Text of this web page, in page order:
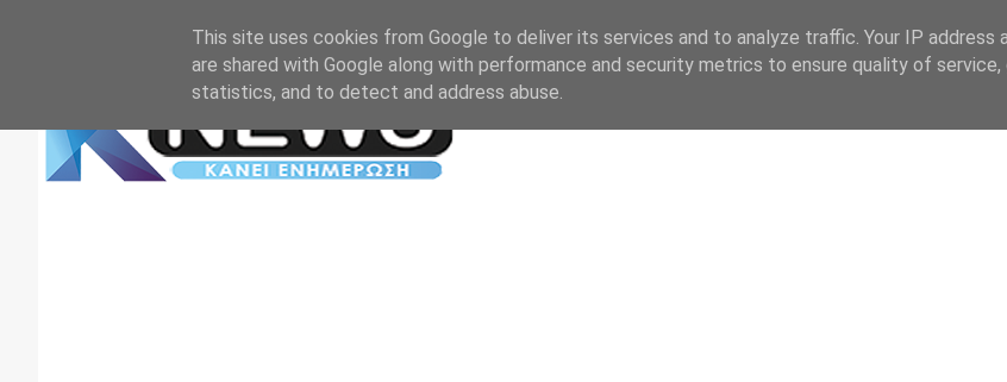
This site uses cookies from Google to deliver its services and to analyze traffic. Your IP address
are shared with Google along with performance and security metrics to ensure quality of service,
statistics, and to detect and address abuse.